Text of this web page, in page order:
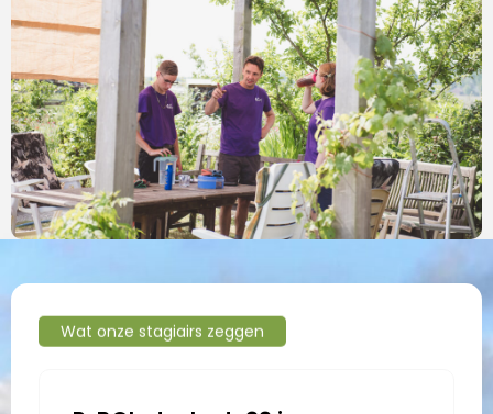
Wat onze stagiairs zeggen